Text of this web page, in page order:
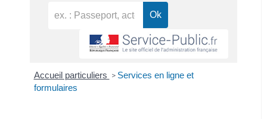
Accueil particuliers > Services en ligne et
formulaires